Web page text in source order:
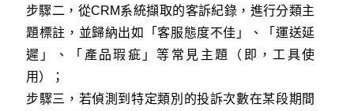
步驟二，從CRM系統擷取的客訴紀錄，進行分類主
題標註，並歸納出如「客服態度不佳」、「運送延
遲」、「產品瑕疵」等常見主題（即，工具使
用）；
步驟三，若偵測到特定類別的投訴次數在某段期間